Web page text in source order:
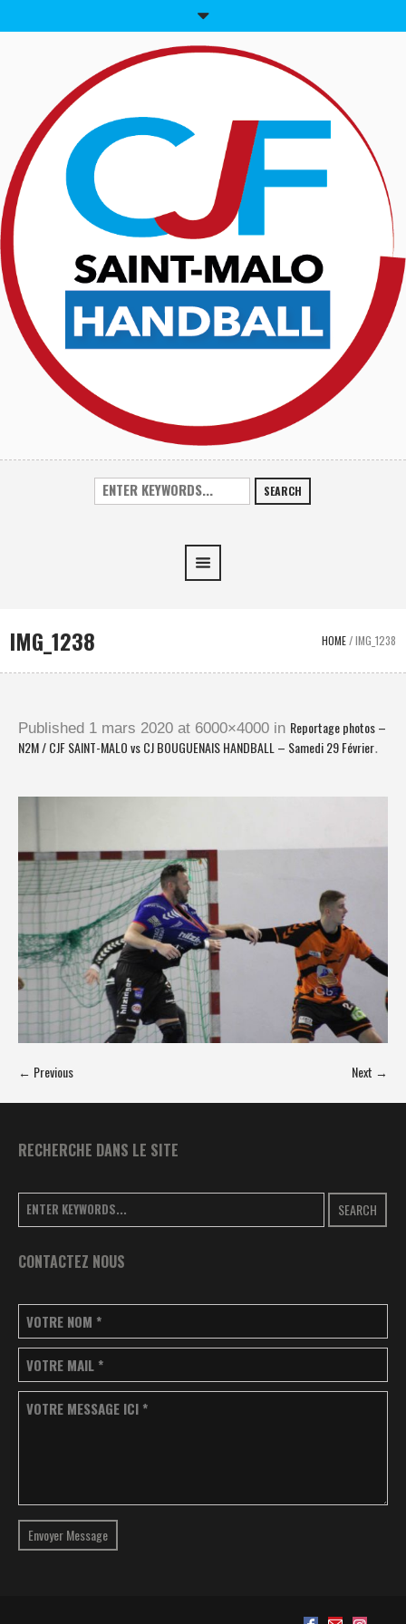
SEARCH
IMG_1238 HOME/IMG_1238
Published 1 mars 2020 at 6000×4000 in Reportage photos –
N2M / CJF SAINT-MALO vs CJ BOUGUENAIS HANDBALL – Samedi 29 Février.
← Previous Next →
RECHERCHE DANS LE SITE
SEARCH
CONTACTEZ NOUS
VOTRE NOM *
VOTRE MAIL *
VOTRE MESSAGE ICI *
Envoyer Message